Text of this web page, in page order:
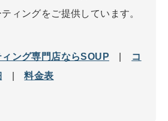
ィングをご提供しています。
ング専門店ならSOUP
コ
|料金表